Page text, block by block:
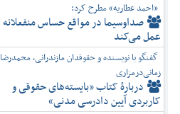
«احمد عطاریه» مطرح کرد:
صداوسیما در مواقع حساس منفعلانه
عمل می‌کند
گفتگو با نویسنده و حقوقدان مازندرانی، محمدرضا
زمانی‌درمزاری
دربارۀ کتاب ”بایسته‌های حقوقی و
کاربردی آیین دادرسی مدنی»